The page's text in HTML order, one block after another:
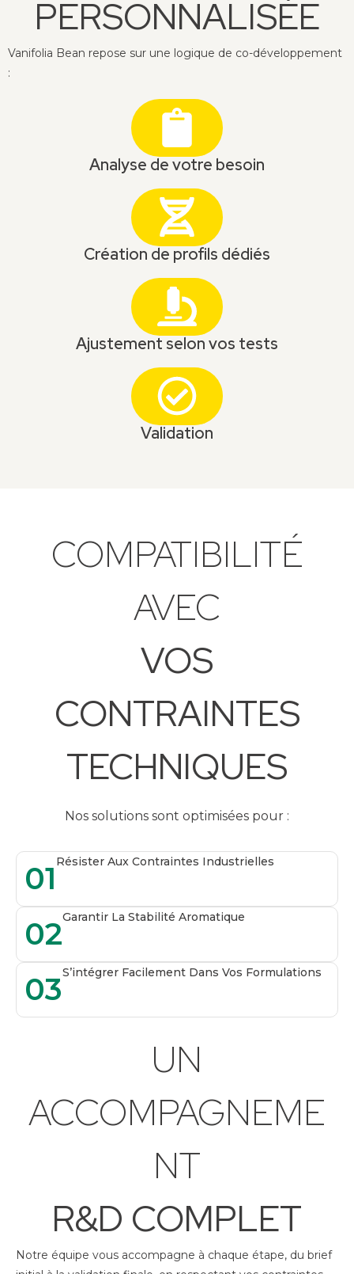
PERSONNALISÉE
Vanifolia Bean repose sur une logique de co-développement
:
Analyse de votre besoin
Création de profils dédiés
Ajustement selon vos tests
Validation
COMPATIBILITÉ
AVEC
VOS
CONTRAINTES
TECHNIQUES
Nos solutions sont optimisées pour :
01 Résister Aux Contraintes Industrielles
02Garantir La Stabilité Aromatique
03S’intégrer Facilement Dans Vos Formulations
UN
ACCOMPAGNEME
NT
R&D COMPLET
Notre équipe vous accompagne à chaque étape, du brief